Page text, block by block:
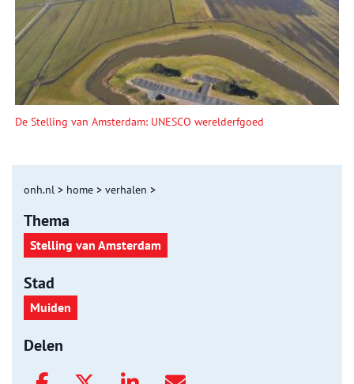
De Stelling van Amsterdam: UNESCO werelderfgoed
onh.nl > home > verhalen >
Thema
Stelling van Amsterdam
Stad
Muiden
Delen